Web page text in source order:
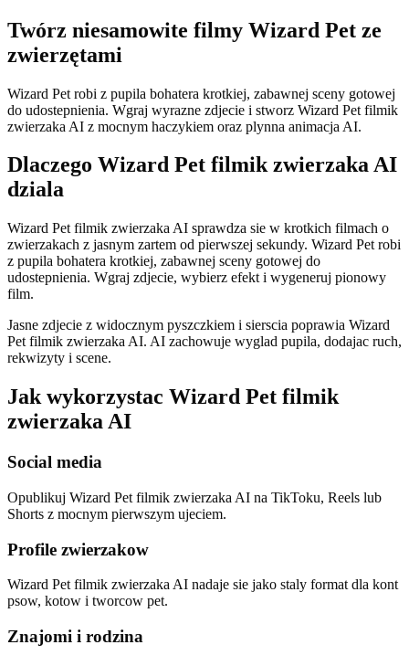
Twórz niesamowite filmy Wizard Pet ze
zwierzętami
Wizard Pet robi z pupila bohatera krotkiej, zabawnej sceny gotowej
do udostepnienia. Wgraj wyrazne zdjecie i stworz Wizard Pet filmik
zwierzaka AI z mocnym haczykiem oraz plynna animacja AI.
Dlaczego Wizard Pet filmik zwierzaka AI
dziala
Wizard Pet filmik zwierzaka AI sprawdza sie w krotkich filmach o
zwierzakach z jasnym zartem od pierwszej sekundy. Wizard Pet robi
z pupila bohatera krotkiej, zabawnej sceny gotowej do
udostepnienia. Wgraj zdjecie, wybierz efekt i wygeneruj pionowy
film.
Jasne zdjecie z widocznym pyszczkiem i sierscia poprawia Wizard
Pet filmik zwierzaka AI. AI zachowuje wyglad pupila, dodajac ruch,
rekwizyty i scene.
Jak wykorzystac Wizard Pet filmik
zwierzaka AI
Social media
Opublikuj Wizard Pet filmik zwierzaka AI na TikToku, Reels lub
Shorts z mocnym pierwszym ujeciem.
Profile zwierzakow
Wizard Pet filmik zwierzaka AI nadaje sie jako staly format dla kont
psow, kotow i tworcow pet.
Znajomi i rodzina